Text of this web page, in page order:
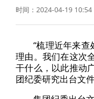
时间：2024-04-19
“梳理近年来
理由。我们在这次
干什么，以此推动
团纪委研究出台文